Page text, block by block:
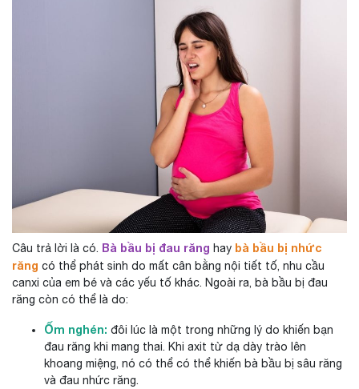
Câu trả lời là có. Bà bầu bị đau răng hay bà bầu bị nhức
răng có thể phát sinh do mất cân bằng nội tiết tố, nhu cầu
canxi của em bé và các yếu tố khác. Ngoài ra, bà bầu bị đau
răng còn có thể là do:
Ốm nghén: đôi lúc là một trong những lý do khiến bạn
đau răng khi mang thai. Khi axit từ dạ dày trào lên
khoang miệng, nó có thể có thể khiến bà bầu bị sâu răng
và đau nhức răng.